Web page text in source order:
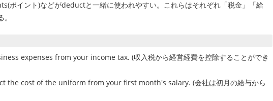
ポイント)などがdeductと一緒に使われやすい。これらはそれぞれ「税金」「給
expenses from your income tax. (収入税から経営経費を控除することができ
the cost of the uniform from your first month's salary. (会社は初月の給与から